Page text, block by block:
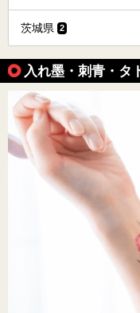
茨城県 2
入れ墨・刺青・タ